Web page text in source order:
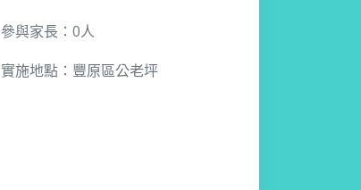
參與家長：0人
實施地點：豐原區公老坪